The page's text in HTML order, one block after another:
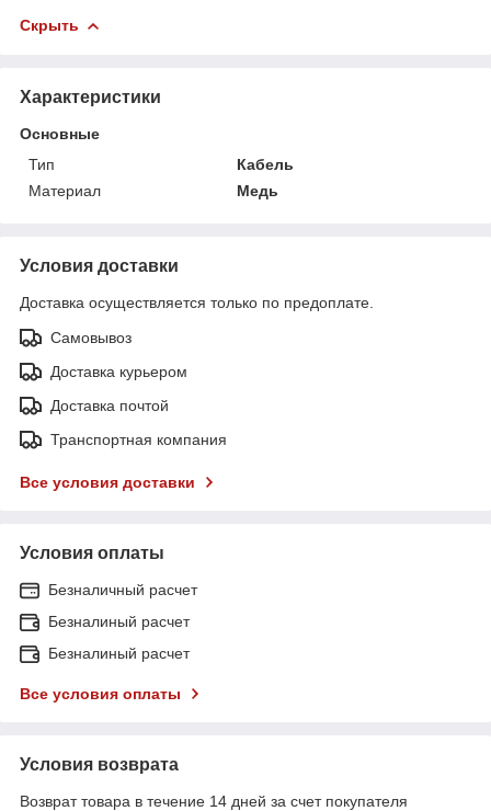
Скрыть
Характеристики
Основные
Тип
Кабель
Материал
Медь
Условия доставки
Доставка осуществляется только по предоплате.
Самовывоз
Доставка курьером
Доставка почтой
Транспортная компания
Все условия доставки
Условия оплаты
Безналичный расчет
Безналиный расчет
Безналиный расчет
Все условия оплаты
Условия возврата
Возврат товара в течение 14 дней за счет покупателя